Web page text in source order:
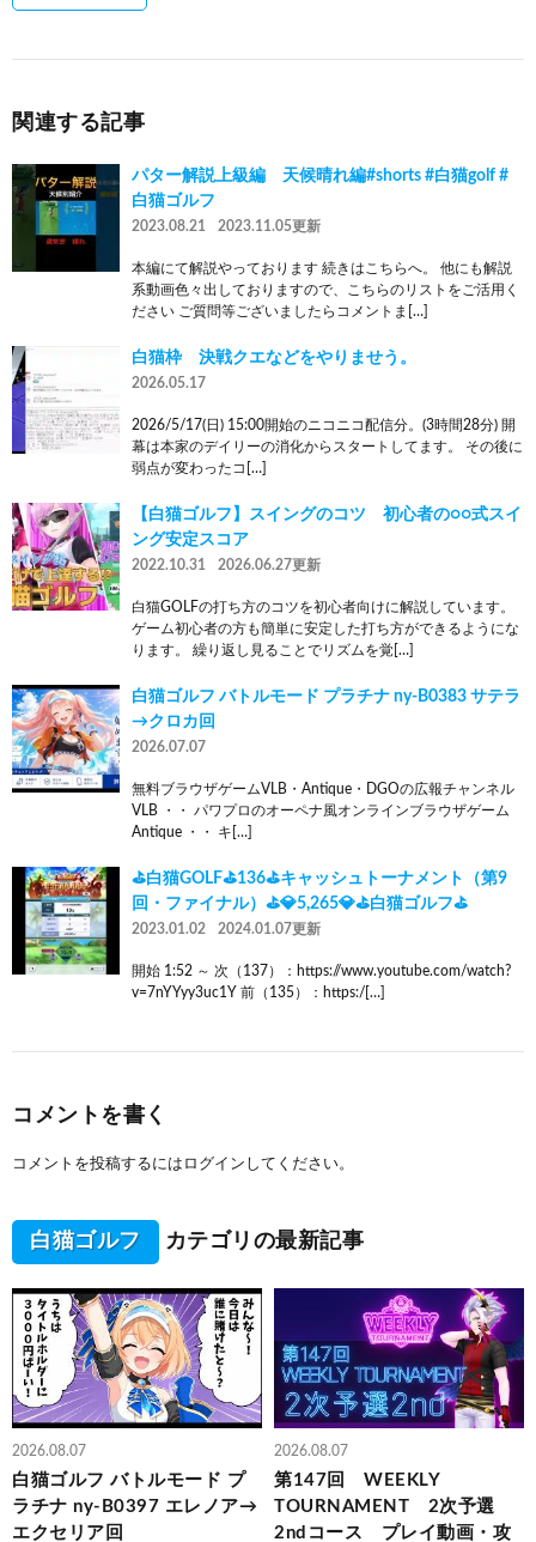
関連する記事
パター解説上級編 天候晴れ編#shorts #白猫golf #
白猫ゴルフ
2023.08.21 2023.11.05更新
本編にて解説やっております 続きはこちらへ。 他にも解説
系動画色々出しておりますので、こちらのリストをご活用く
ださい ご質問等ございましたらコメントま[…]
白猫枠 決戦クエなどをやりませう。
2026.05.17
2026/5/17(日) 15:00開始のニコニコ配信分。(3時間28分) 開
幕は本家のデイリーの消化からスタートしてます。 その後に
弱点が変わったコ[…]
【白猫ゴルフ】スイングのコツ 初心者の○○式スイ
ング安定スコア
2022.10.31 2026.06.27更新
白猫GOLFの打ち方のコツを初心者向けに解説しています。
ゲーム初心者の方も簡単に安定した打ち方ができるようにな
ります。 繰り返し見ることでリズムを覚[…]
白猫ゴルフ バトルモード プラチナ ny-B0383 サテラ
→クロカ回
2026.07.07
無料ブラウザゲームVLB・Antique・DGOの広報チャンネル
VLB ・・ パワプロのオーペナ風オンラインブラウザゲーム
Antique ・・ キ[…]
⛳白猫GOLF⛳136⛳キャッシュトーナメント（第9
回・ファイナル）⛳💎5,265💎⛳白猫ゴルフ⛳
2023.01.02 2024.01.07更新
開始 1:52 ～ 次（137）：https://www.youtube.com/watch?
v=7nYYyy3uc1Y 前（135）：https:/[…]
コメントを書く
コメントを投稿するには ログイン してください。
白猫ゴルフ カテゴリの最新記事
2026.08.07
白猫ゴルフ バトルモード プ
ラチナ ny-B0397 エレノア→
エクセリア回
2026.08.07
第147回 WEEKLY
TOURNAMENT 2次予選
2ndコース プレイ動画・攻